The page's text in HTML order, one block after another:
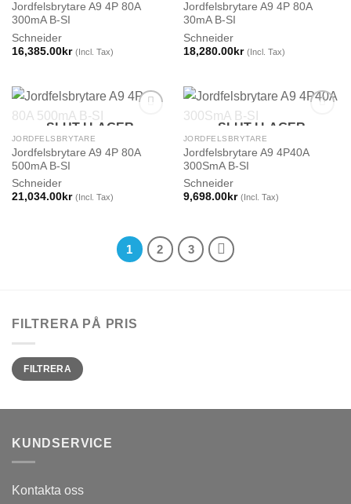
Jordfelsbrytare A9 4P 80A
300mA B-SI
Schneider
16,385.00kr (Incl. Tax)
Jordfelsbrytare A9 4P 80A
30mA B-SI
Schneider
18,280.00kr (Incl. Tax)
SLUT I LAGER
JORDFELSBRYTARE
Jordfelsbrytare A9 4P 80A
500mA B-SI
Schneider
21,034.00kr (Incl. Tax)
SLUT I LAGER
JORDFELSBRYTARE
Jordfelsbrytare A9 4P40A
300SmA B-SI
Schneider
9,698.00kr (Incl. Tax)
1 2 3
FILTRERA PÅ PRIS
Min
pris
Max
prisFILTRERA
KUNDSERVICE
Kontakta oss